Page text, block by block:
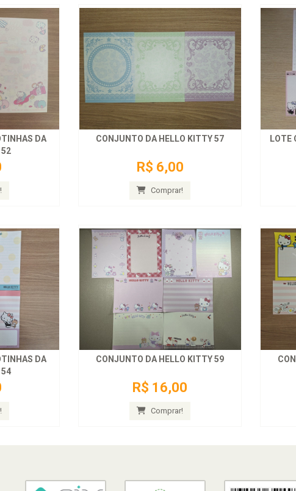
DA
52
CONJUNTO DA HELLO KITTY 57
R$ 6,00
Comprar!
LOTE
DA
54
CONJUNTO DA HELLO KITTY 59
R$ 16,00
Comprar!